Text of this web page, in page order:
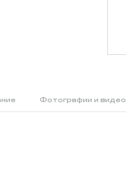
Фотографии и видео